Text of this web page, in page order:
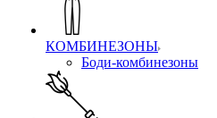
КОМБИНЕЗОНЫ
Боди-комбинезоны